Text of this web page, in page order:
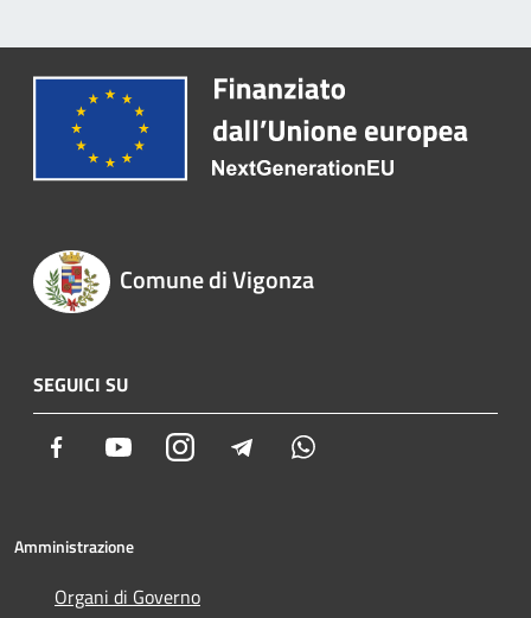
Comune di Vigonza
SEGUICI SU
Facebook YoutubeInstagram Telegram
Amministrazione
Organi di Governo